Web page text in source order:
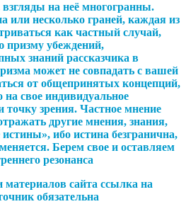
на неё многогранны.
или несколько граней, каждая из
как частный случай,
призму убеждений,
знаний рассказчика в
может не совпадать с вашей
от общепринятых концепций,
свое индивидуальное
точку зрения. Частное мнение
другие мнения, знания,
ибо истина безгранична,
Берем свое и оставляем
резонанса
материалов сайта ссылка на
обязательна